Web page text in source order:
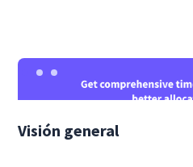
Visión general